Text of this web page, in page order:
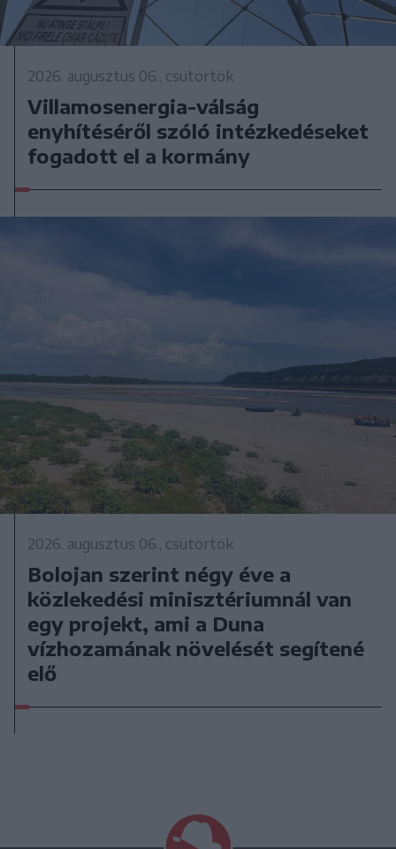
2026. augusztus 06., csütörtök
Villamosenergia-válság
enyhítéséről szóló intézkedéseket
fogadott el a kormány
2026. augusztus 06., csütörtök
Bolojan szerint négy éve a
közlekedési minisztériumnál van
egy projekt, ami a Duna
vízhozamának növelését segítené
elő